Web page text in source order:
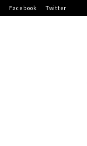
Facebook Twitter